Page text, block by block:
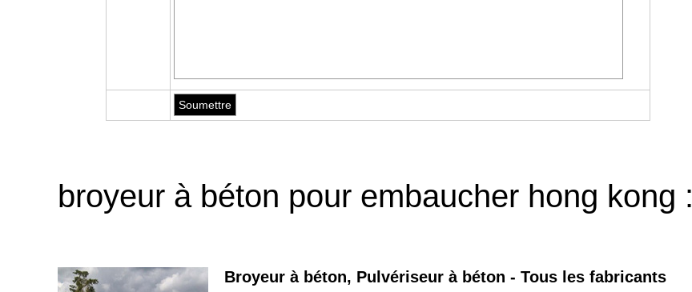
broyeur à béton pour embaucher hong kong :
Broyeur à béton, Pulvériseur à béton - Tous les fabricants